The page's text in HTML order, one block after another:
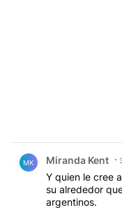
MK Miranda Kent
Y quien le cree
su alrededor
argentinos.